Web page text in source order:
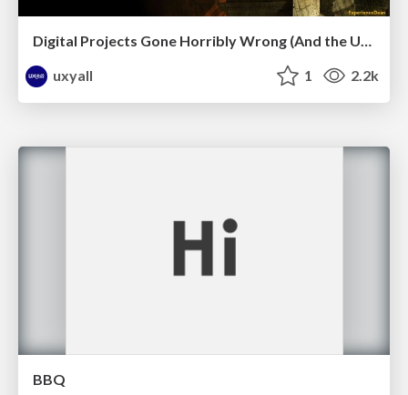
Digital Projects Gone Horribly Wrong (And the UX Pros Who Still Save the Day) - Dean Schuster
uxyall
1 2.2k
BBQ